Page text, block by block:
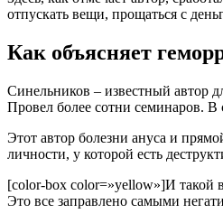
отпускать вещи, прощаться с
Как объясняет
Синельников – известный автор
Провел более сотни семинаров. В
Этот автор болезни ануса и
личности, у которой есть
[color-box color=»yellow»]И такой
Это все заправлено самыми